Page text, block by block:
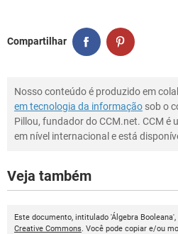
Compartilhar
Nosso conteúdo é produzido em
em tecnologia da informação sob o
Pillou, fundador do CCM.net. CCM é
em nível internacional e está
Veja também
Este documento, intitulado 'Álgebra
Creative Commons. Você pode copiar e/ou